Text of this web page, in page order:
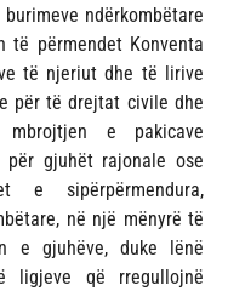
ndërkombëtare
të përmendet Konventa
të njeriut dhe të lirive
për të drejtat civile dhe
e pakicave
për gjuhët rajonale ose
e sipërpërmendura,
në një mënyrë të
e gjuhëve, duke lënë
ligjeve që rregullojnë